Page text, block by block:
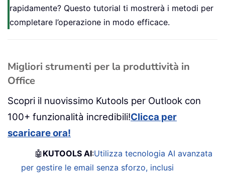
rapidamente? Questo tutorial ti mostrerà i metodi per
completare l’operazione in modo efficace.
Migliori strumenti per la produttività in
Office
Scopri il nuovissimo Kutools per Outlook con
100+ funzionalità incredibili!Clicca per
scaricare ora!
🤖 KUTOOLS AI:Utilizza tecnologia AI avanzata
per gestire le email senza sforzo, inclusi